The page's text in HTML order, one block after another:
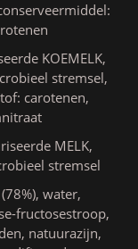
KOEMELK,
stremsel,
carotenen,
MELK,
stremsel
water,
fructosestroop,
natuurazijn,